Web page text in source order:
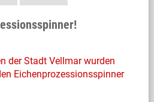
der Stadt Vellmar wurden
Eichenprozessionsspinner